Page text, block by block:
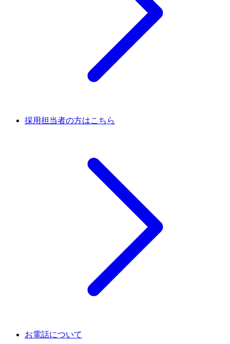
採用担当者の方はこちら
お電話について